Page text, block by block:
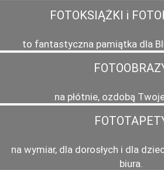
FOTOKSIĄŻKI i
to fantastyczna pamiątka dla
na płótnie, ozdobą
na wymiar, dla dorosłych i dla
biura.